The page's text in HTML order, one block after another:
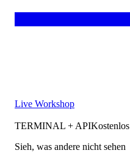
Live Workshop
TERMINAL + APIKostenlos
Sieh, was andere nicht sehen